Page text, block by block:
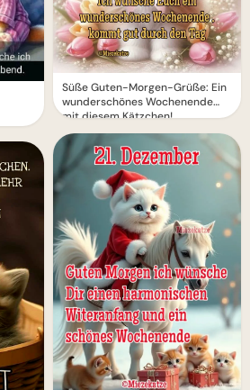
Süße Guten-Morgen-Grüße: Ein
wunderschönes Wochenende
mit diesem Kätzchen!